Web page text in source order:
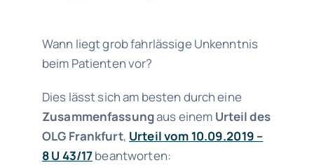
Wann liegt grob fahrlässige Unkenntnis
beim Patienten vor?
Dies lässt sich am besten durch eine
Zusammenfassungaus einem Urteil des
OLG Frankfurt, Urteil vom 10.09.2019 –
8 U 43/17beantworten: